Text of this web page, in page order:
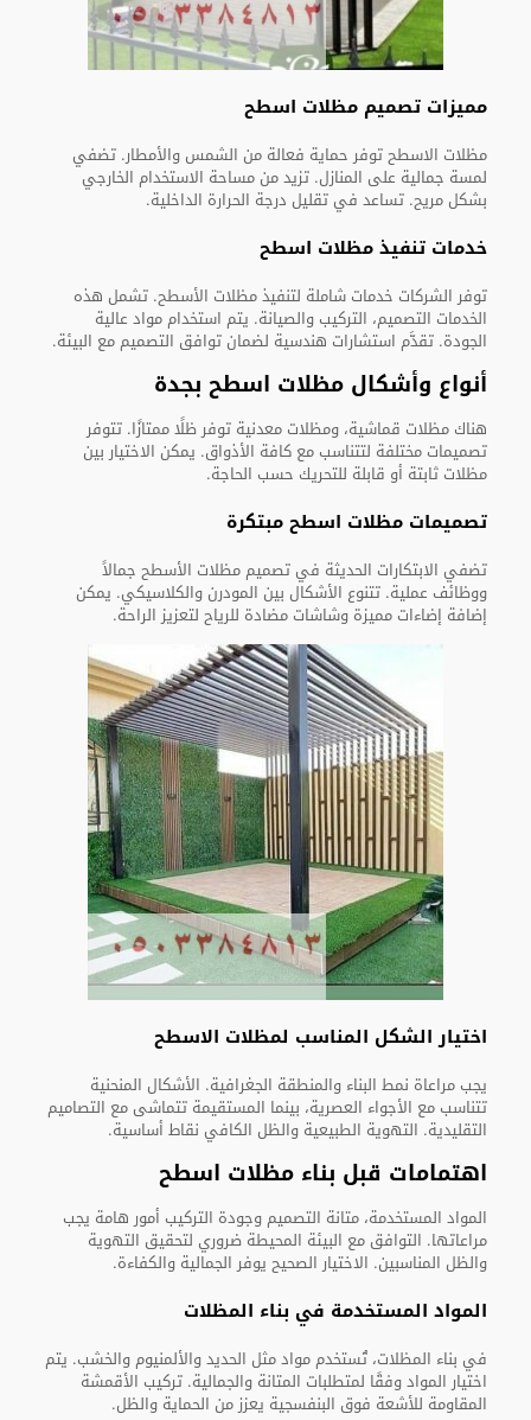
مميزات تصميم مظلات اسطح
مظلات الاسطح توفر حماية فعالة من الشمس والأمطار. تضفي
لمسة جمالية على المنازل. تزيد من مساحة الاستخدام الخارجي
بشكل مريح. تساعد في تقليل درجة الحرارة الداخلية.
خدمات تنفيذ مظلات اسطح
توفر الشركات خدمات شاملة لتنفيذ مظلات الأسطح. تشمل هذه
الخدمات التصميم، التركيب والصيانة. يتم استخدام مواد عالية
الجودة. تقدَّم استشارات هندسية لضمان توافق التصميم مع البيئة.
أنواع وأشكال مظلات اسطح بجدة
هناك مظلات قماشية، ومظلات معدنية توفر ظلًا ممتازًا. تتوفر
تصميمات مختلفة لتتناسب مع كافة الأذواق. يمكن الاختيار بين
مظلات ثابتة أو قابلة للتحريك حسب الحاجة.
تصميمات مظلات اسطح مبتكرة
تضفي الابتكارات الحديثة في تصميم مظلات الأسطح جمالاً
ووظائف عملية. تتنوع الأشكال بين المودرن والكلاسيكي. يمكن
إضافة إضاءات مميزة وشاشات مضادة للرياح لتعزيز الراحة.
اختيار الشكل المناسب لمظلات الاسطح
يجب مراعاة نمط البناء والمنطقة الجغرافية. الأشكال المنحنية
تتناسب مع الأجواء العصرية، بينما المستقيمة تتماشى مع التصاميم
التقليدية. التهوية الطبيعية والظل الكافي نقاط أساسية.
اهتمامات قبل بناء مظلات اسطح
المواد المستخدمة، متانة التصميم وجودة التركيب أمور هامة يجب
مراعاتها. التوافق مع البيئة المحيطة ضروري لتحقيق التهوية
والظل المناسبين. الاختيار الصحيح يوفر الجمالية والكفاءة.
المواد المستخدمة في بناء المظلات
في بناء المظلات، تُستخدم مواد مثل الحديد والألمنيوم والخشب. يتم
اختيار المواد وفقًا لمتطلبات المتانة والجمالية. تركيب الأقمشة
المقاومة للأشعة فوق البنفسجية يعزز من الحماية والظل.